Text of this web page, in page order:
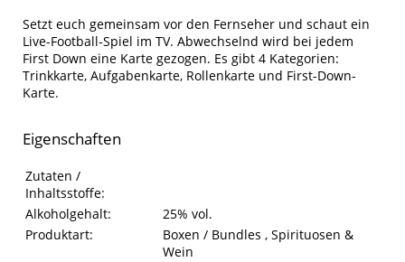
Setzt euch gemeinsam vor den Fernseher und schaut ein
Live-Football-Spiel im TV. Abwechselnd wird bei jedem
First Down eine Karte gezogen. Es gibt 4 Kategorien:
Trinkkarte, Aufgabenkarte, Rollenkarte und First-Down-
Karte.
Eigenschaften
Eigenschaften des Produkts
Eigenschaft
Zutaten /
Inhaltsstoffe:
Alkoholgehalt:
25% vol.
Produktart:
Boxen / Bundles , Spirituosen &
Wein